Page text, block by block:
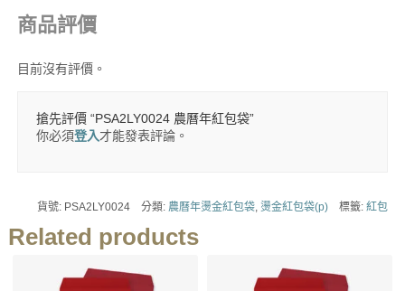
商品評價
目前沒有評價。
搶先評價 “PSA2LY0024 農曆年紅包袋”
你必須登入才能發表評論。
貨號: PSA2LY0024 分類: 農曆年燙金紅包袋 ,燙金紅包袋(p) 標籤:紅包
Related products